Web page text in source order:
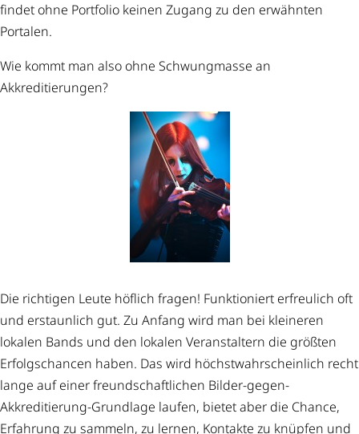
findet ohne Portfolio keinen Zugang zu den erwähnten
Portalen.
Wie kommt man also ohne Schwungmasse an
Akkreditierungen?
Die richtigen Leute höflich fragen! Funktioniert erfreulich oft
und erstaunlich gut. Zu Anfang wird man bei kleineren
lokalen Bands und den lokalen Veranstaltern die größten
Erfolgschancen haben. Das wird höchstwahrscheinlich recht
lange auf einer freundschaftlichen Bilder-gegen-
Akkreditierung-Grundlage laufen, bietet aber die Chance,
Erfahrung zu sammeln, zu lernen, Kontakte zu knüpfen und